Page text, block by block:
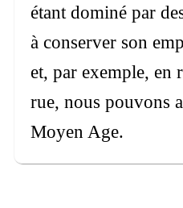
étant dominé par
à conserver son
et, par exemple, en
rue, nous pouvons
Moyen Age.